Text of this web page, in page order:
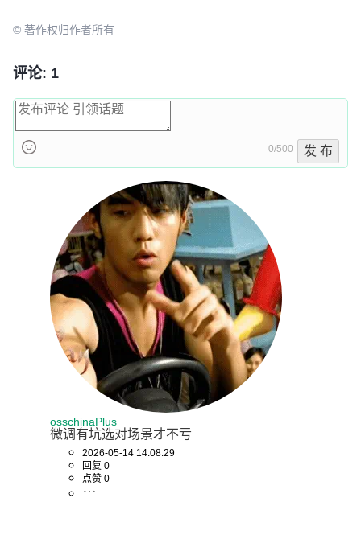
© 著作权归作者所有
评论: 1
0/500 发 布
osschinaPlus
微调有坑选对场景才不亏
2026-05-14 14:08:29
回复 0
点赞 0